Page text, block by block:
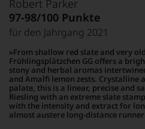
95–98 Punkte:
90–94 Punkte:
85–89 Punkte:
Der
Name
Tesdorpf
steht
für
»Fine
Wine«,
für
die
edlen
Robert Parker
97-98/100 Punkte
für den Jahrgang 2021
From shallow red slate and very
Frühlingsplätzchen GG offers a
stony and herbal aromas
and Amalfi lemon zests. Crystalline
palate, this is a linear, precise and
Riesling with an extreme slate
with the intensity and extract for
almost austere long-distance